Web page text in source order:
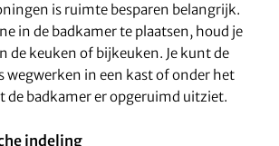
is ruimte besparen belangrijk.
in de badkamer te plaatsen, houd je
de keuken of bijkeuken. Je kunt de
wegwerken in een kast of onder het
de badkamer er opgeruimd uitziet.
indeling